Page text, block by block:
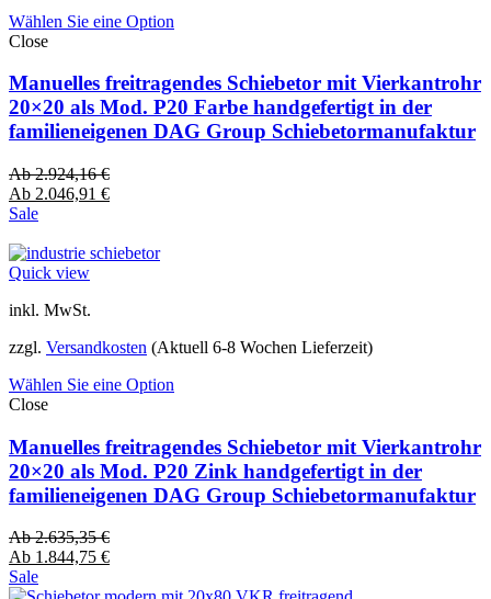
Wählen Sie eine Option
Close
Manuelles freitragendes Schiebetor mit Vierkantrohr
20×20 als Mod. P20 Farbe handgefertigt in der
familieneigenen DAG Group Schiebetormanufaktur
Ab2.924,16€
Ab 2.046,91 €
Sale
Quick view
inkl. MwSt.
zzgl. Versandkosten (Aktuell 6-8 Wochen Lieferzeit)
Wählen Sie eine Option
Close
Manuelles freitragendes Schiebetor mit Vierkantrohr
20×20 als Mod. P20 Zink handgefertigt in der
familieneigenen DAG Group Schiebetormanufaktur
Ab2.635,35€
Ab 1.844,75 €
Sale